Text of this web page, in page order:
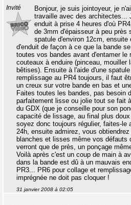
Invité
Bonjour, je suis jointoyeur, je
travaille avec des architectes...
enduit à prise 4 heures d'où
de 3mm d'épaisseur à peu près
spatule d'environ 12cm,
d'enduit de façon à ce que la bande
toutes vos bandes avant d'entamer le
couteaux à enduire (pinceau, mouiller
bêtises). Ensuite à l'aide d'une
remplissage au PR4 toujours, il faut
un creux sur votre bande en bas et
Faites toutes les bandes, pas besoin
parfaitement lisse ou jolie tout se fait
du GDX (que je conseille pour son
capacité de lissage, au final plus
soyez donc toujours régulier, faites-
24h, ensuite admirez, vous
blanches et lisses même vos défauts
verront que de près, un ponçage
Voilà après c'est un coup de main à
dans la bande est dû à un mauvais
PR3... PR6 pour collage et
imprégnée ne doit pas cloquer !
31 janvier 2008 à 02:05